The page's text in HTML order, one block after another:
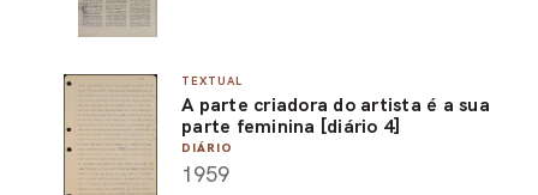
TEXTUAL
A parte criadora do artista é a sua
parte feminina [diário 4]
DIÁRIO
1959